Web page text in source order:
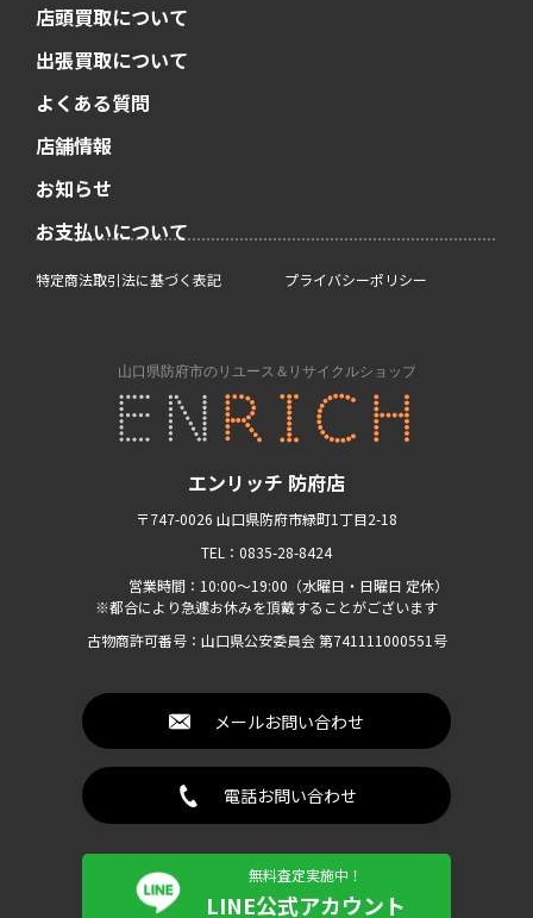
エンリッチ 防府店
〒747-0026 山口県防府市緑町1丁目2-18
TEL：0835-28-8424
営業時間：10:00〜19:00（水曜日・日曜日 定休）
※都合により急遽お休みを頂戴することがございます
古物商許可番号：山口県公安委員会 第741111000551号
メールお問い合わせ
電話お問い合わせ
無料査定実施中！
LINE公式アカウント
店頭買取について
出張買取について
よくある質問
店舗情報
お知らせ
お支払いについて
特定商法取引法に基づく表記 プライバシーポリシー